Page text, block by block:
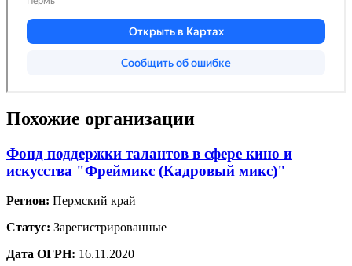
Похожие организации
Фонд поддержки талантов в сфере кино и
искусства "Фреймикс (Кадровый микс)"
Регион: Пермский край
Статус: Зарегистрированные
Дата ОГРН: 16.11.2020